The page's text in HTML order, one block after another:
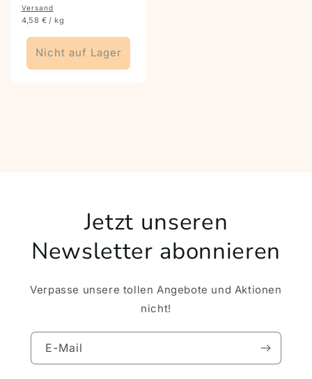
Versand
4,58 € / kg
Nicht auf Lager
Jetzt unseren
Newsletter abonnieren
Verpasse unsere tollen Angebote und Aktionen
nicht!
E-Mail